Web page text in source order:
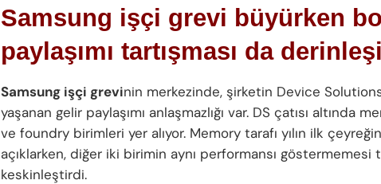
Samsung işçi grevi büyürken
paylaşımı tartışması da
Samsung işçi grevinin merkezinde, şirketin Device
yaşanan gelir paylaşımı anlaşmazlığı var. DS çatısı altında
ve foundry birimleri yer alıyor. Memory tarafı yılın ilk
açıklarken, diğer iki birimin aynı performansı göstermemesi
keskinleştirdi.